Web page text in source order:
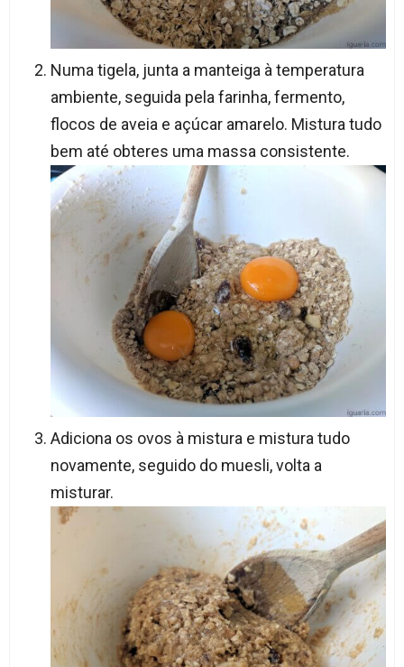
Numa tigela, junta a manteiga à temperatura
ambiente, seguida pela farinha, fermento,
flocos de aveia e açúcar amarelo. Mistura tudo
bem até obteres uma massa consistente.
Adiciona os ovos à mistura e mistura tudo
novamente, seguido do muesli, volta a
misturar.